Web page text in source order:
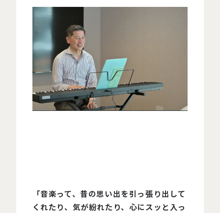
「音楽って、昔の思い出を引っ張り出して
くれたり、気が紛れたり、心にスッと入っ